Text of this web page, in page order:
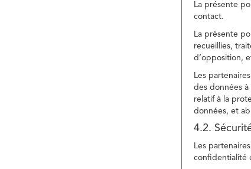
La présente
contact.
La présente
recueillies,
d’opposition,
Les
des données
relatif à la
données, et
4.2.
Les
confidentialité